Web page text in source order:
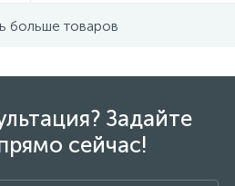
больше товаров
Задайте
сейчас!